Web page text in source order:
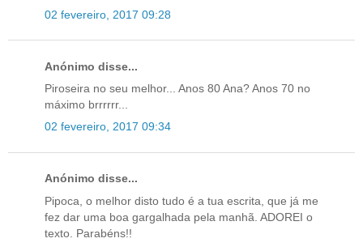
02 fevereiro, 2017 09:28
Anónimo disse...
Piroseira no seu melhor... Anos 80 Ana? Anos 70 no
máximo brrrrrr...
02 fevereiro, 2017 09:34
Anónimo disse...
Pipoca, o melhor disto tudo é a tua escrita, que já me
fez dar uma boa gargalhada pela manhã. ADOREI o
texto. Parabéns!!